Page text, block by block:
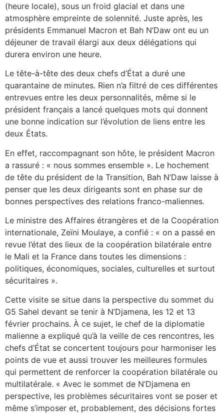
(heure locale), sous un froid glacial et dans une
atmosphère empreinte de solennité. Juste après, les
présidents Emmanuel Macron et Bah N’Daw ont eu un
déjeuner de travail élargi aux deux délégations qui
durera environ une heure.
Le tête-à-tête des deux chefs d’État a duré une
quarantaine de minutes. Rien n’a filtré de ces différentes
entrevues entre les deux personnalités, même si le
président français a lancé quelques mots qui donnent
une bonne indication sur l’évolution de liens entre les
deux États.
En effet, raccompagnant son hôte, le président Macron
a rassuré : « nous sommes ensemble ». Le hochement
de tête du président de la Transition, Bah N’Daw laisse à
penser que les deux dirigeants sont en phase sur de
bonnes perspectives des relations franco-maliennes.
Le ministre des Affaires étrangères et de la Coopération
internationale, Zeïni Moulaye, a confié : « on a passé en
revue l’état des lieux de la coopération bilatérale entre
le Mali et la France dans toutes les dimensions :
politiques, économiques, sociales, culturelles et surtout
sécuritaires ».
Cette visite se situe dans la perspective du sommet du
G5 Sahel devant se tenir à N’Djamena, les 12 et 13
février prochains. À ce sujet, le chef de la diplomatie
malienne a expliqué qu’à la veille de ces rencontres, les
chefs d’État se concertent toujours pour harmoniser les
points de vue et aussi trouver les meilleures formules
qui permettent de renforcer la coopération bilatérale ou
multilatérale. « Avec le sommet de N’Djamena en
perspective, les problèmes sécuritaires vont se poser et
même s’imposer et, probablement, des décisions fortes